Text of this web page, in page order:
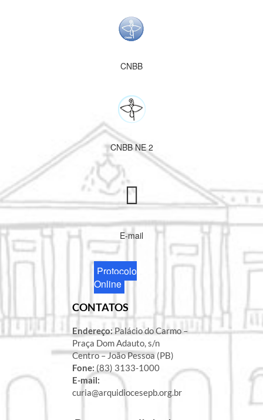
CNBB
CNBB NE 2
E-mail
Protocolo
Online
CONTATOS
Endereço:Palácio do Carmo –
Praça Dom Adauto, s/n
Centro – João Pessoa (PB)
Fone: (83) 3133-1000
E-mail:
curia@arquidiocesepb.org.br